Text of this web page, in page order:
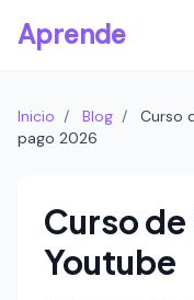
Aprende
Inicio / Blog /
Curso
pago 2026
Curso
Youtube